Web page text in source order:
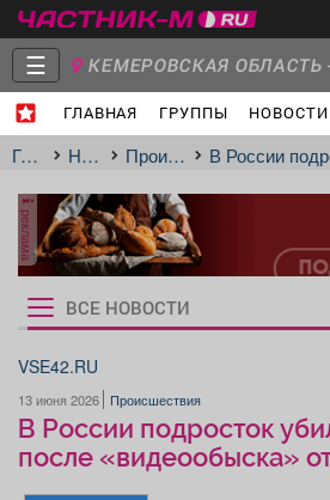
☰ КЕМЕРОВСКАЯ ОБЛАСТЬ
ГЛАВНАЯ ГРУППЫ НОВОСТИ
Главная
Группы
Объявления Недвижимость
Работа
ГлавнаяНовостиПроисшествия В России подросток убил
реклама
Рукбрики
новостей
ВСЕ НОВОСТИ
VSE42.RU
13 июня 2026 Происшествия
В России подросток
после «видеообыска»